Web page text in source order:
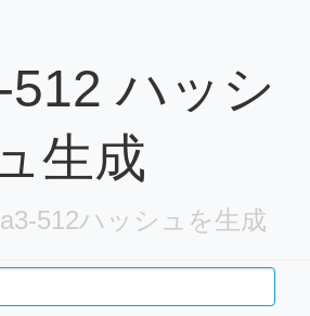
生成
512ハッシュを生成